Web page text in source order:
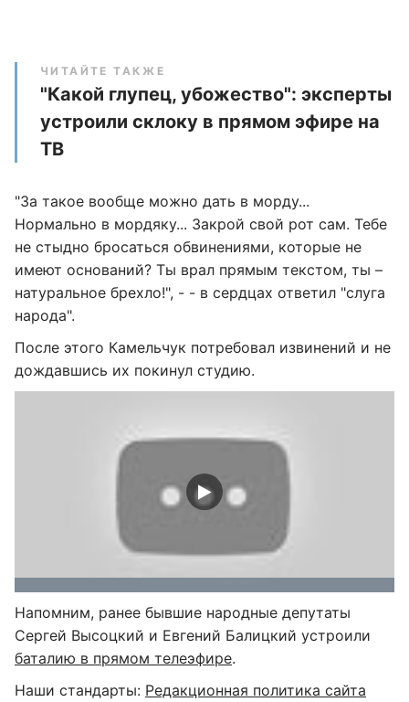
ЧИТАЙТЕ ТАКЖЕ
"Какой глупец, убожество": эксперты
устроили склоку в прямом эфире на
ТВ
"За такое вообще можно дать в морду...
Нормально в мордяку... Закрой свой рот сам. Тебе
не стыдно бросаться обвинениями, которые не
имеют оснований? Ты врал прямым текстом, ты –
натуральное брехло!", - - в сердцах ответил "слуга
народа".
После этого Камельчук потребовал извинений и не
дождавшись их покинул студию.
Напомним, ранее бывшие народные депутаты
Сергей Высоцкий и Евгений Балицкий устроили
баталию в прямом телеэфире.
Наши стандарты: Редакционная политика сайта